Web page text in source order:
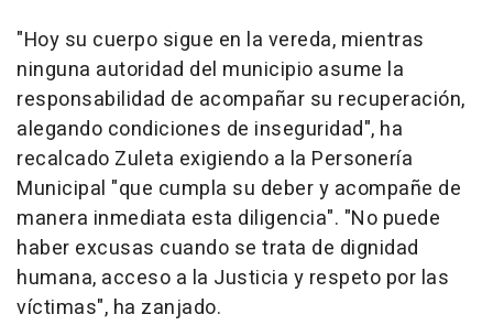
"Hoy su cuerpo sigue en la vereda, mientras
ninguna autoridad del municipio asume la
responsabilidad de acompañar su recuperación,
alegando condiciones de inseguridad", ha
recalcado Zuleta exigiendo a la Personería
Municipal "que cumpla su deber y acompañe de
manera inmediata esta diligencia". "No puede
haber excusas cuando se trata de dignidad
humana, acceso a la Justicia y respeto por las
víctimas", ha zanjado.